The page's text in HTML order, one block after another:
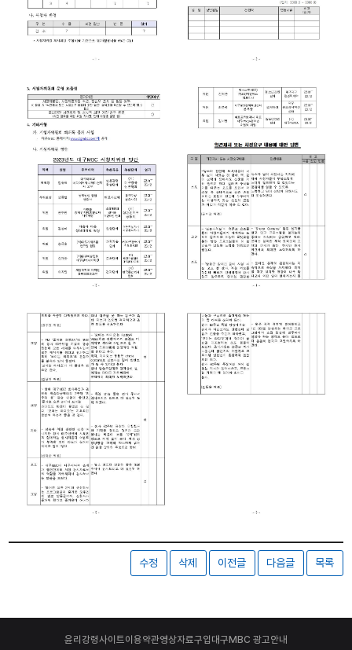
수정 삭제 이전글 다음글 목록
윤리강령사이트이용약관영상자료구입 대구MBC 광고안내